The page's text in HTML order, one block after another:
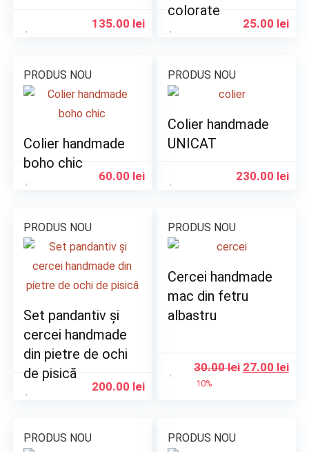
135.00 lei
colorate
25.00 lei
PRODUS NOU
Colier handmade
boho chic
60.00 lei
PRODUS NOU
Colier handmade
UNICAT
230.00 lei
PRODUS NOU
Set pandantiv și
cercei handmade
din pietre de ochi
de pisică
200.00 lei
PRODUS NOU
Cercei handmade
mac din fetru
albastru
30.00lei 27.00 lei
10%
PRODUS NOU PRODUS NOU